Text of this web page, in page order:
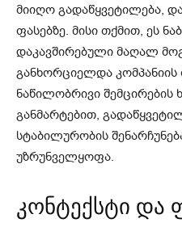
მიიღო გადაწყვეტილება,
ფასებზე. მისი თქმით, ეს
დაკავშირებული მაღალ
განხორციელდა კომპანიის
ნაწილობრივი შემცირების
განმარტებით,
სტაბილურობის
უზრუნველყოფა.
კონტექსტი და